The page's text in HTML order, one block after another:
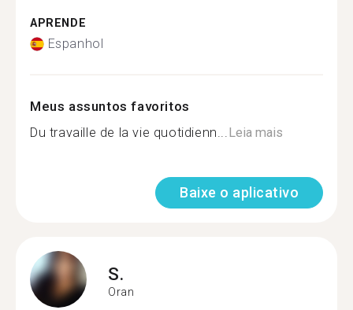
APRENDE
Espanhol
Meus assuntos favoritos
Du travaille de la vie quotidienn...Leia mais
Baixe o aplicativo
S.
Oran